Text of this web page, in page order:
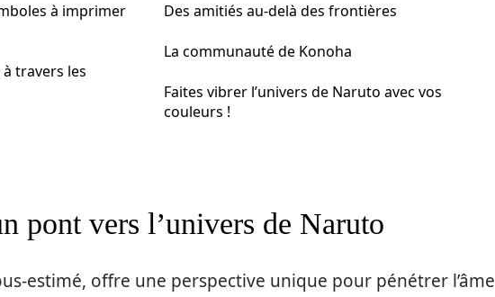
à imprimer
travers les
Des amitiés au-delà des frontières
La communauté de Konoha
Faites vibrer l’univers de Naruto avec vos
couleurs !
pont vers l’univers de Naruto
estimé, offre une perspective unique pour pénétrer l’âme